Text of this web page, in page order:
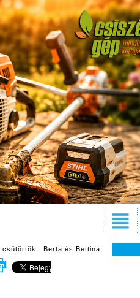
csütörtök, Berta és Bettina